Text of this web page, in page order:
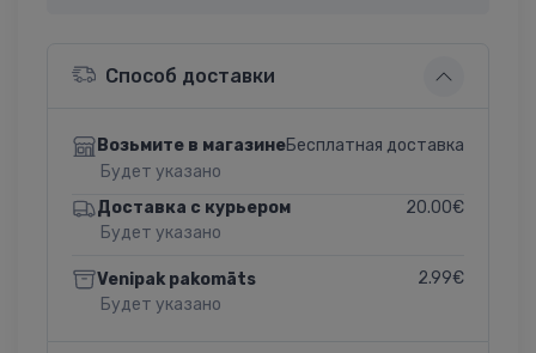
Способ доставки
Возьмите в магазине
Будет указано
Бесплатная доставка
Доставка с курьером
Будет указано
20.00€
Venipak pakomāts
Будет указано
2.99€